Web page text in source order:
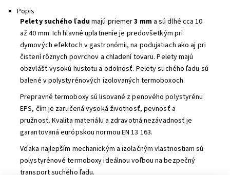
Popis
Pelety suchého ľadumajú priemer3 mma sú dlhé cca 10
až 40 mm. Ich hlavné uplatnenie je predovšetkým pri
dymových efektoch v gastronómii, na podujatiach ako aj pri
čistení rôznych povrchov a chladení tovaru. Pelety majú
obzvlášť vysokú hustotu a odolnosť. Pelety suchého ľadu sú
balené v polystyrénových izolovaných termoboxoch.
Prepravné termoboxy sú lisované z penového polystyrénu
EPS, čím je zaručená vysoká životnosť, pevnosť a
pružnosť. Kvalita materiálu a zdravotná nezávadnosť je
garantovaná európskou normou EN 13 163.
Vďaka najlepším mechanickým a izolačným vlastnostiam sú
polystyrénové termoboxy ideálnou voľbou na bezpečný
transport suchého ľadu.